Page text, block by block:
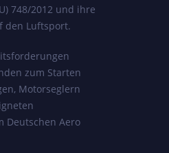
748/2012 und ihre
den Luftsport.
zum Starten
Motorseglern
Deutschen Aero